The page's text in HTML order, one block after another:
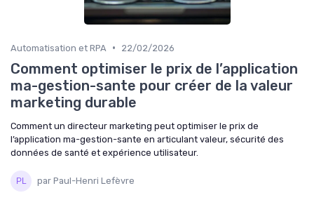
Automatisation et RPA • 22/02/2026
Comment optimiser le prix de l’application
ma-gestion-sante pour créer de la valeur
marketing durable
Comment un directeur marketing peut optimiser le prix de
l’application ma-gestion-sante en articulant valeur, sécurité des
données de santé et expérience utilisateur.
par Paul-Henri Lefèvre